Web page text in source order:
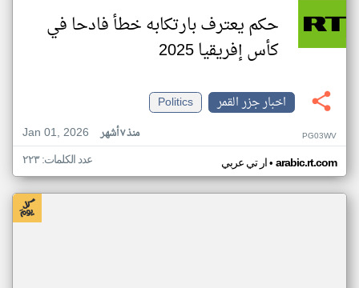
حكم يعترف بارتكابه خطأ فادحا في
كأس إفريقيا 2025
اخبار جزر القمر
Politics
Jan 01, 2026
منذ ٧ أشهر PG03WV
ار تي عربي• arabic.rt.com عدد الكلمات: ٢٢٣